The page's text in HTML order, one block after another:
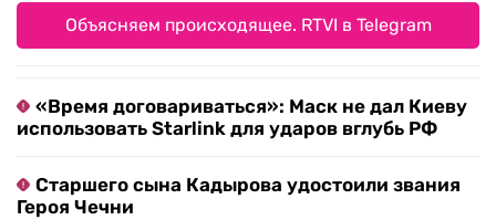
Объясняем происходящее. RTVI в Telegram
«Время договариваться»: Маск не дал Киеву
использовать Starlink для ударов вглубь РФ
Старшего сына Кадырова удостоили звания
Героя Чечни